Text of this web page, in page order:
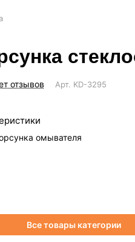
отзывов Арт. KD-3295
омывателя
Все товары категории